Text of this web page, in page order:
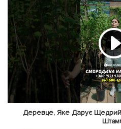
Деревце, Яке Дарує